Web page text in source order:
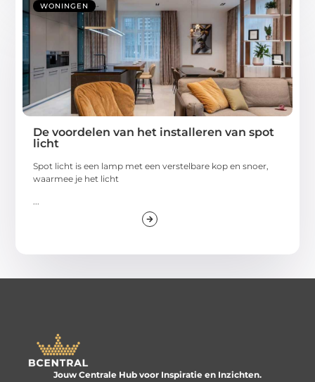
WONINGEN
De voordelen van het installeren van spot
licht
Spot licht is een lamp met een verstelbare kop en snoer,
waarmee je het licht
...
Jouw Centrale Hub voor Inspiratie en Inzichten.